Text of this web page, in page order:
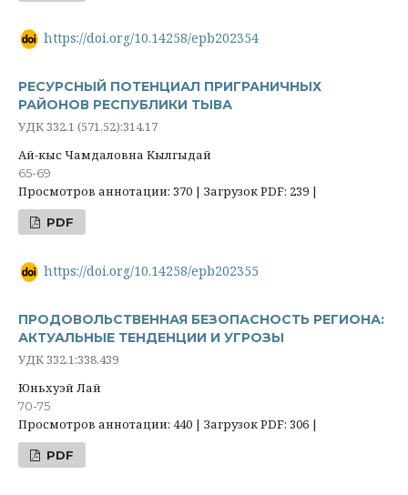
https://doi.org/10.14258/epb202354
РЕСУРСНЫЙ ПОТЕНЦИАЛ ПРИГРАНИЧНЫХ
РАЙОНОВ РЕСПУБЛИКИ ТЫВА
УДК 332.1 (571.52):314.17
Ай-кыс Чамдаловна Кылгыдай
65-69
Просмотров аннотации: 370 | Загрузок PDF: 239 |
PDF
https://doi.org/10.14258/epb202355
ПРОДОВОЛЬСТВЕННАЯ БЕЗОПАСНОСТЬ РЕГИОНА:
АКТУАЛЬНЫЕ ТЕНДЕНЦИИ И УГРОЗЫ
УДК 332.1:338.439
Юньхуэй Лай
70-75
Просмотров аннотации: 440 | Загрузок PDF: 306 |
PDF